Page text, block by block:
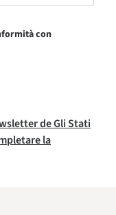
con
de Gli Stati
la